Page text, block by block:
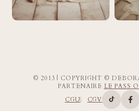
© 2013 | COPYRIGHT ©
PARTENAIRE LE PASS
CGU
CGV